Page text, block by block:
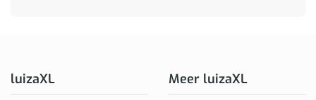
luizaXL Meer luizaXL